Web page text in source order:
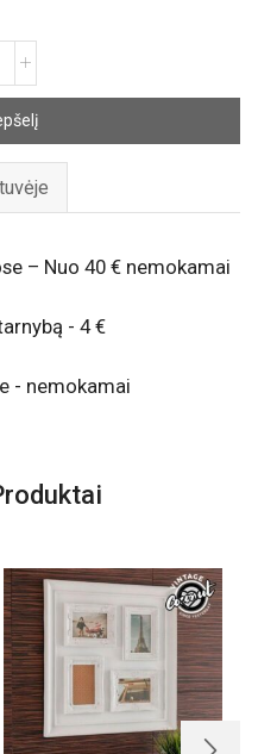
– Nuo 40 € nemokamai
- 4 €
- nemokamai